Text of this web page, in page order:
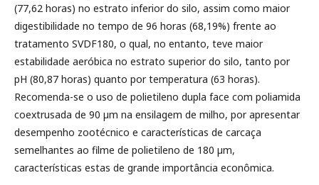
(77,62 horas) no estrato inferior do silo, assim como maior
digestibilidade no tempo de 96 horas (68,19%) frente ao
tratamento SVDF180, o qual, no entanto, teve maior
estabilidade aeróbica no estrato superior do silo, tanto por
pH (80,87 horas) quanto por temperatura (63 horas).
Recomenda-se o uso de polietileno dupla face com poliamida
coextrusada de 90 µm na ensilagem de milho, por apresentar
desempenho zootécnico e características de carcaça
semelhantes ao filme de polietileno de 180 µm,
características estas de grande importância econômica.